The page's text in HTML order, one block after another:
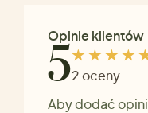
Opinie klientów
52 oceny
Aby dodać